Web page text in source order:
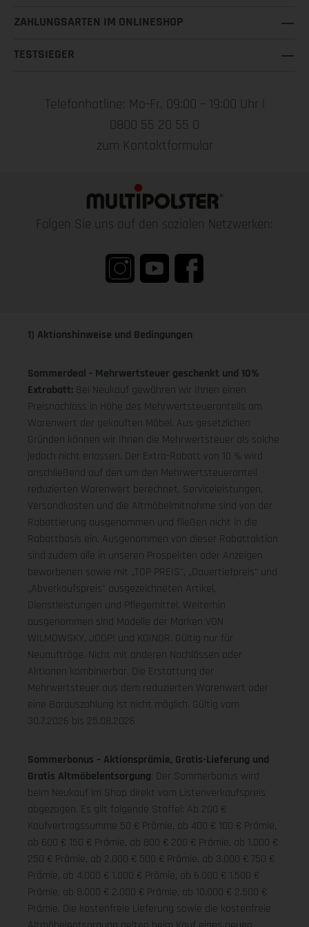
ZAHLUNGSARTEN IM ONLINESHOP
TESTSIEGER
Telefonhotline: Mo-Fr, 09:00 – 19:00 Uhr |
0800 55 20 55 0
zum Kontaktformular
Folgen Sie uns auf den sozialen Netzwerken:
1) Aktionshinweise und Bedingungen
Sommerdeal - Mehrwertsteuer geschenkt und 10%
Extrabatt: Bei Neukauf gewähren wir Ihnen einen
Preisnachlass in Höhe des Mehrwertsteueranteils am
Warenwert der gekauften Möbel. Aus gesetzlichen
Gründen können wir Ihnen die Mehrwertsteuer als solche
jedoch nicht erlassen. Der Extra-Rabatt von 10 % wird
anschließend auf den um den Mehrwertsteueranteil
reduzierten Warenwert berechnet. Serviceleistungen,
Versandkosten und die Altmöbelmitnahme sind von der
Rabattierung ausgenommen und fließen nicht in die
Rabattbasis ein. Ausgenommen von dieser Rabattaktion
sind zudem alle in unseren Prospekten oder Anzeigen
beworbenen sowie mit „TOP PREIS", „Dauertiefpreis" und
„Abverkaufspreis" ausgezeichneten Artikel,
Dienstleistungen und Pflegemittel. Weiterhin
ausgenommen sind Modelle der Marken VON
WILMOWSKY, JOOP! und KOINOR. Gültig nur für
Neuaufträge. Nicht mit anderen Nachlässen oder
Aktionen kombinierbar. Die Erstattung der
Mehrwertsteuer aus dem reduzierten Warenwert oder
eine Barauszahlung ist nicht möglich. Gültig vom
30.7.2026 bis 25.08.2026
Sommerbonus – Aktionsprämie, Gratis-Lieferung und
Gratis Altmöbelentsorgung: Der Sommerbonus wird
beim Neukauf im Shop direkt vom Listenverkaufspreis
abgezogen. Es gilt folgende Staffel: Ab 200 €
Kaufvertragssumme 50 € Prämie, ab 400 € 100 € Prämie,
ab 600 € 150 € Prämie, ab 800 € 200 € Prämie, ab 1.000 €
250 € Prämie, ab 2.000 € 500 € Prämie, ab 3.000 € 750 €
Prämie, ab 4.000 € 1.000 € Prämie, ab 6.000 € 1.500 €
Prämie, ab 8.000 € 2.000 € Prämie, ab 10.000 € 2.500 €
Prämie. Die kostenfreie Lieferung sowie die kostenfreie